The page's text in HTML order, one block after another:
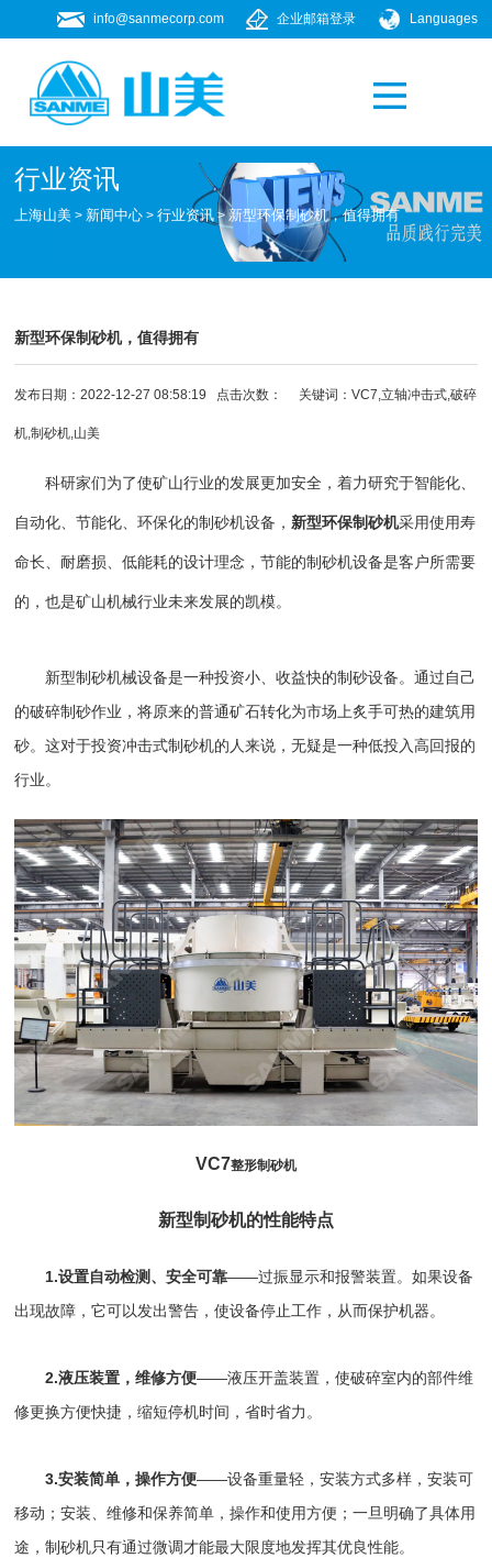
Languages
企业邮箱登录
info@sanmecorp.com
行业资讯
上海山美 > 新闻中心 >行业资讯 >新型环保制砂机，值得拥有
新型环保制砂机，值得拥有
发布日期：2022-12-27 08:58:19 点击次数： 关键词：VC7,立轴冲击式,破碎
机 ,制砂机 ,山美
科研家们为了使矿山行业的发展更加安全，着力研究于智能化、
自动化、节能化、环保化的制砂机设备， 新型环保制砂机采用使用寿
命长、耐磨损、低能耗的设计理念，节能的制砂机设备是客户所需要
的，也是矿山机械行业未来发展的凯模。
新型制砂机械设备是一种投资小、收益快的制砂设备。通过自己
的破碎制砂作业，将原来的普通矿石转化为市场上炙手可热的建筑用
砂。这对于投资冲击式制砂机的人来说，无疑是一种低投入高回报的
行业。
VC7整形制砂机
新型制砂机的性能特点
1.设置自动检测、安全可靠——过振显示和报警装置。如果设备
出现故障，它可以发出警告，使设备停止工作，从而保护机器。
2.液压装置，维修方便——液压开盖装置，使破碎室内的部件维
修更换方便快捷，缩短停机时间，省时省力。
3.安装简单，操作方便——设备重量轻，安装方式多样，安装可
移动；安装、维修和保养简单，操作和使用方便；一旦明确了具体用
途，制砂机只有通过微调才能最大限度地发挥其优良性能。